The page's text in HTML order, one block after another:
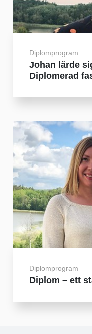
Diplomprogram
Johan lärde
Diplomerad
Diplomprogram
Diplom – ett